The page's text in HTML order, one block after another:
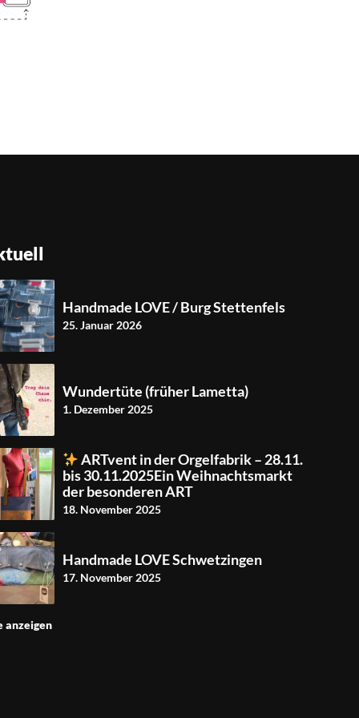
Handmade LOVE / Burg Stettenfels
25. Januar 2026
Wundertüte (früher Lametta)
1. Dezember 2025
ARTvent in der Orgelfabrik – 28.11.
bis 30.11.2025Ein Weihnachtsmarkt
der besonderen ART
18. November 2025
Handmade LOVE Schwetzingen
17. November 2025
anzeigen